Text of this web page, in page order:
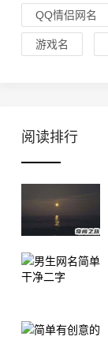
QQ情侣网名
游戏名
阅读排行